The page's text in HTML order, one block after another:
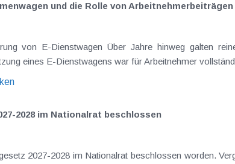
und die Rolle von Arbeitnehmer​­beiträgen
von E-Dienstwagen Über Jahre hinweg galten
eines E-Dienstwagens war für Arbeitnehmer
2028 im Nationalrat beschlossen
2027-2028 im Nationalrat beschlossen worden.